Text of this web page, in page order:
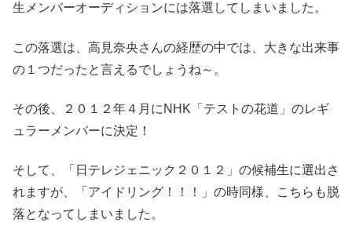
生メンバーオーディションには落選してしまいました。
この落選は、高見奈央さんの経歴の中では、大きな出来事
の１つだったと言えるでしょうね～。
その後、２０１２年４月にNHK「テストの花道」のレギ
ュラーメンバーに決定！
そして、「日テレジェニック２０１２」の候補生に選出さ
れますが、「アイドリング！！！」の時同様、こちらも脱
落となってしまいました。